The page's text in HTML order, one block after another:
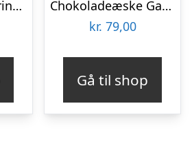
Værktøjsopbevaring til spand
Chokoladeæske Gaming
kr. 79,00
Gå til shop